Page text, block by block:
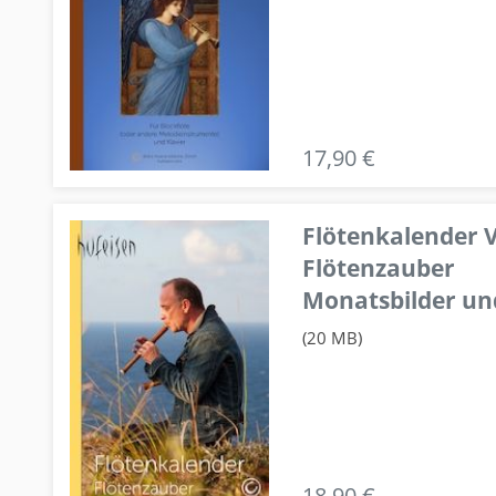
17,90 €
Flötenkalender
Flötenzauber
Monatsbilder
(20 MB)